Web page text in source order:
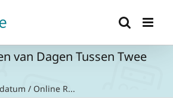
van Dagen Tussen Twee
/ Online R...